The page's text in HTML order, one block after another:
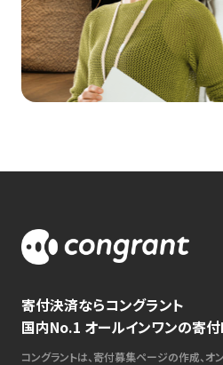
寄付決済ならコングラント
国内No.1 オールインワンの寄付
コングラントは、寄付募集ページの作成、オ